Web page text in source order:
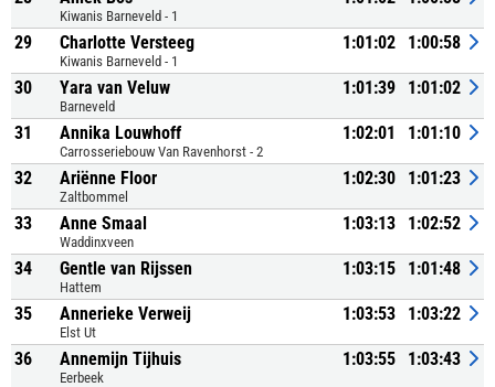
Kiwanis Barneveld - 1
29 Charlotte Versteeg
Kiwanis Barneveld - 1
1:01:02 1:00:58
30 Yara van Veluw
Barneveld
1:01:39 1:01:02
31 Annika Louwhoff
Carrosseriebouw Van Ravenhorst - 2
1:02:01 1:01:10
32 Ariënne Floor
Zaltbommel
1:02:30 1:01:23
33 Anne Smaal
Waddinxveen
1:03:13 1:02:52
34 Gentle van Rijssen
Hattem
1:03:15 1:01:48
35 Annerieke Verweij
Elst Ut
1:03:53 1:03:22
36 Annemijn Tijhuis
Eerbeek
1:03:55 1:03:43